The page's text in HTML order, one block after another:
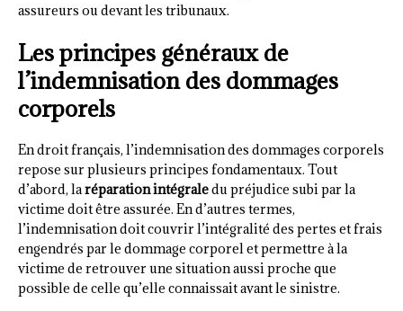
assureurs ou devant les tribunaux.
Les principes généraux de
l’indemnisation des dommages
corporels
En droit français, l’indemnisation des dommages corporels
repose sur plusieurs principes fondamentaux. Tout
d’abord, laréparation intégraledu préjudice subi par la
victime doit être assurée. En d’autres termes,
l’indemnisation doit couvrir l’intégralité des pertes et frais
engendrés par le dommage corporel et permettre à la
victime de retrouver une situation aussi proche que
possible de celle qu’elle connaissait avant le sinistre.